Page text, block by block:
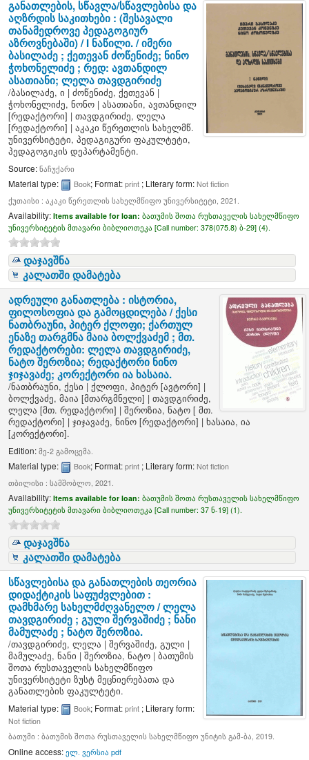
განათლების, სწავლა/სწავლებისა და
აღზრდის საკითხები : (შესავალი
თანამედროვე პედაგოგიურ
აზროვნებაში) / I ნაწილი. /იმერი
ბასილაძე ; ქეთევან ძოწენიძე; ნინო
ჭოხონელიძე ; რედ: ავთანდილ
ასათიანი; ლელა თავდგირიძე
/ბასილაძე, ი |ძოწენიძე, ქეთევან |
ჭოხონელიძე, ნონო |ასათიანი, ავთანდილ
[რედაქტორი] |თავდგირიძე, ლელა
[რედაქტორი] |აკაკი წერეთლის სახელმწ.
უნივერსიტეტი, პედაგიგური ფაკულტეტი,
პედაგოგიკის დეპარტამენტი.
Source:ნაჩუქარი
Material type: Book; Format:print ; Literary form:Not fiction
ქუთაისი : აკაკი წერეთლის სახელმწიფო უნივერსიტეტი, 2021.
Availability:Items available for loan:ბათუმის შოთა რუსთაველის სახელმწიფო
უნივერსიტეტის მთავარი ბიბლიოთეკა [Call number:378(075.8) ბ-29] (4).
დაჯავშნა
კალათში დამატება
ადრეული განათლება : ისტორია,
ფილოსოფია და გამოცდილება /ქესი
ნათბრაუნი, პიტერ ქლოფი; ქართულ
ენაზე თარგმნა მაია ბოლქვაძემ ; მთ.
რედაქტორები: ლელა თავდგირიძე,
ნატო შეროზია; რედაქტორი ნინო
ჯიჯავაძე; კორექტორი ია ხასაია.
/ნათბრაუნი, ქესი |ქლოფი, პიტერ [ავტორი] |
ბოლქვაძე, მაია [მთარგმნელი] |თავდგირიძე,
ლელა [მთ. რედაქტორი] |შეროზია, ნატო [ მთ.
რედაქტორი] |ჯიჯავაძე, ნინო [რედაქტორი] |ხასაია, ია
[კორექტორი].
Edition:მე-2 გამოცემა.
Material type: Book; Format:print ; Literary form:Not fiction
თბილისი : სამშობლო, 2021.
Availability:Items available for loan:ბათუმის შოთა რუსთაველის სახელმწიფო
უნივერსიტეტის მთავარი ბიბლიოთეკა [Call number:37 ნ-19] (1).
დაჯავშნა
კალათში დამატება
სწავლებისა და განათლების თეორია
დიდაქტიკის საფუძვლებით :
დამხმარე სახელმძღვანელო /ლელა
თავდგირიძე ; გული შერვაშიძე ; ნანი
მამულაძე ; ნატო შეროზია.
/თავდგირიძე, ლელა |შერვაშიძე, გული |
მამულაძე, ნანი |შეროზია, ნატო |ბათუმის
შოთა რუსთაველის სახელმწიფო
უნივერსიტეტი ზუსტ მეცნიერებათა და
განათლების ფაკულტეტი.
Material type: Book; Format:print ; Literary form:
Not fiction
ბათუმი : ბათუმის შოთა რუსთაველის სახელმწიფო უნიტის გამ-ბა, 2019.
Online access: ელ. ვერსია pdf